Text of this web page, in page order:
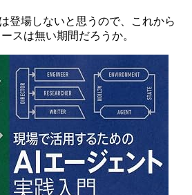
登場しないと思うので、これから
スは無い期間だろうか。